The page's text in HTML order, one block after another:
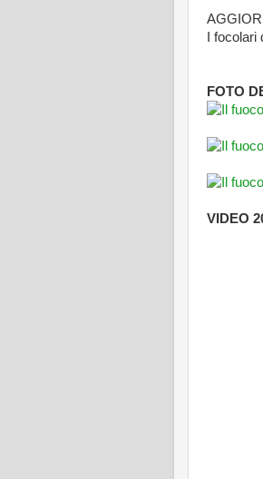
I focolari
FOTO
VIDEO